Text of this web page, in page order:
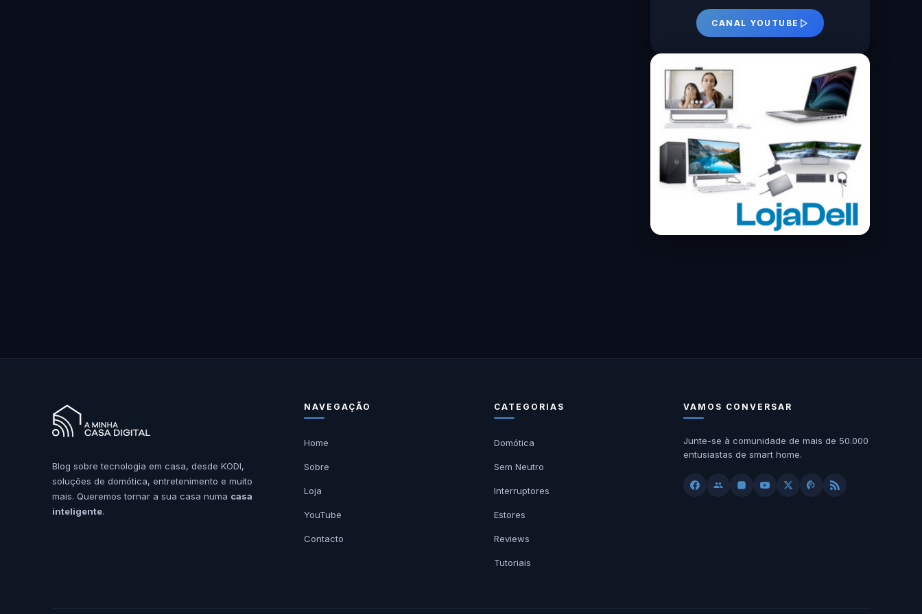
CANAL YOUTUBE
Blog sobre tecnologia em casa, desde KODI,
soluções de domótica, entretenimento e muito
mais. Queremos tornar a sua casa numa casa
inteligente.
NAVEGAÇÃO
Home
Sobre
Loja
YouTube
Contacto
CATEGORIAS
Domótica
Sem Neutro
Interruptores
Estores
Reviews
Tutoriais
VAMOS CONVERSAR
Junte-se à comunidade de mais de 50.000
entusiastas de smart home.